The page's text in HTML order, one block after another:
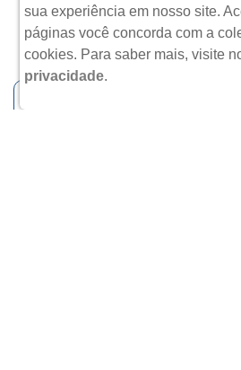
Inoue | CRF/RS: 588122
Empresa (AFE):
sua experiência em nosso site.
páginas você concorda com a
cookies. Para saber mais, visite
privacidade.